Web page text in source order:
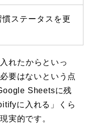
ステータスを更
れたからといっ
要はないという点
Sheetsに残
に入れる」くら
実的です。